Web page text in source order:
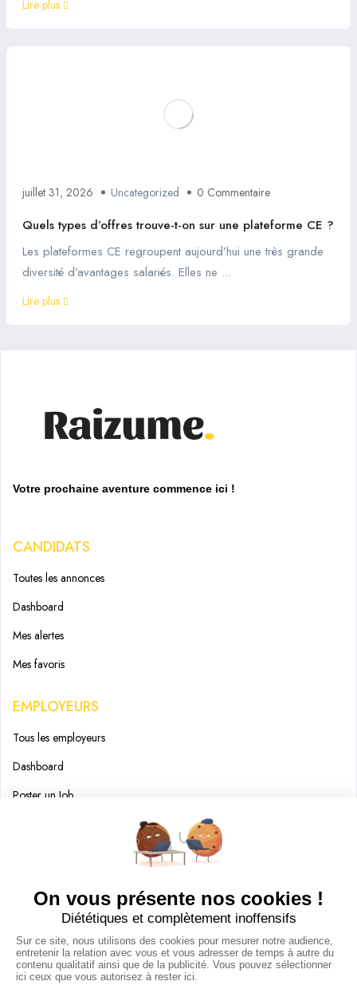
Lire plus
juillet 31, 2026 Uncategorized 0 Commentaire
Quels types d’offres trouve-t-on sur une plateforme CE ?
Les plateformes CE regroupent aujourd’hui une très grande
diversité d’avantages salariés. Elles ne ...
Lire plus
Votre prochaine aventure commence ici !
CANDIDATS
Toutes les annonces
Dashboard
Mes alertes
Mes favoris
EMPLOYEURS
Tous les employeurs
Dashboard
Poster un Job
Ajouter mon salon
CGU
Conditions Générales de Vente